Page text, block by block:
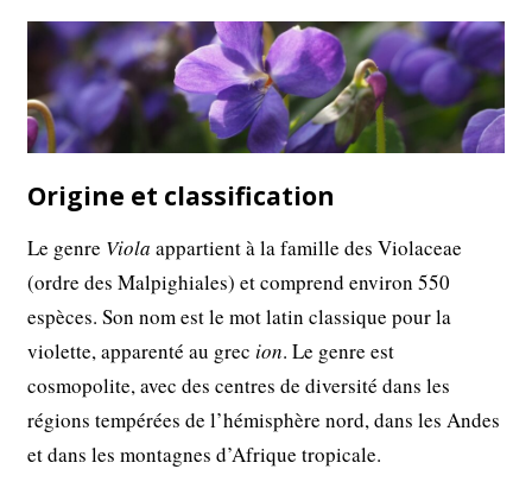
Origine et classification
Le genre Viola appartient à la famille des Violaceae
(ordre des Malpighiales) et comprend environ 550
espèces. Son nom est le mot latin classique pour la
violette, apparenté au grecion. Le genre est
cosmopolite, avec des centres de diversité dans les
régions tempérées de l’hémisphère nord, dans les Andes
et dans les montagnes d’Afrique tropicale.